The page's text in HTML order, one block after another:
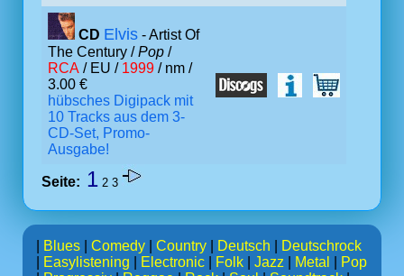
CD Elvis - Artist Of
The Century /Pop /
RCA / EU / 1999 / nm /
3.00 €
hübsches Digipack mit
10 Tracks aus dem 3-
CD-Set, Promo-
Ausgabe!
Seite: 1 2 3
Blues Comedy Country Deutsch
Deutschrock
Easylistening Electronic Folk Jazz Metal
Pop